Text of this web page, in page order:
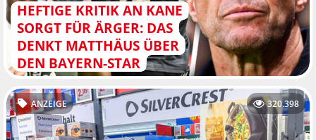
HEFTIGE KRITIK AN KANE
SORGT FÜR ÄRGER: DAS
DENKT MATTHÄUS ÜBER
DEN BAYERN-STAR
ANZEIGE 320.398